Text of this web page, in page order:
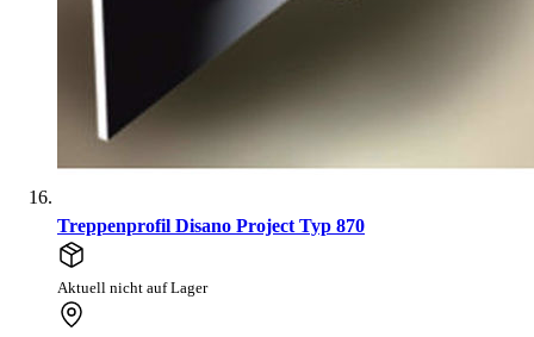
Treppenprofil Disano Project Typ 870
Aktuell nicht auf Lager